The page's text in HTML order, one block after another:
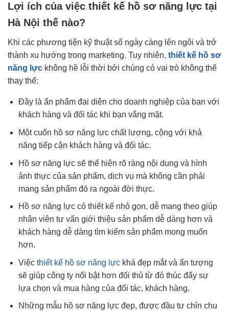
Lợi ích của việc thiết kế hồ sơ năng lực tại
Hà Nội thế nào?
Khi các phương tiện kỹ thuật số ngày càng lên ngôi và trở
thành xu hướng trong marketing. Tuy nhiên, thiết kế hồ sơ
năng lực không hề lỗi thời bởi chúng có vai trò không thể
thay thế:
Đây là ấn phẩm đại diện cho doanh nghiệp của bạn với
khách hàng và đối tác khi bạn vắng mặt.
Một cuốn hồ sơ năng lực chất lượng, cộng với khả
năng tiếp cận khách hàng và đối tác.
Hồ sơ năng lực sẽ thể hiện rõ ràng nội dung và hình
ảnh thực của sản phẩm, dịch vụ mà không cần phải
mang sản phẩm đó ra ngoài đời thực.
Hồ sơ năng lực có thiết kế nhỏ gọn, dễ mang theo giúp
nhân viên tư vấn giới thiệu sản phẩm dễ dàng hơn và
khách hàng dễ dàng tìm kiếm sản phẩm mong muốn
hơn.
Việc thiết kế hồ sơ năng lựckhá đẹp mắt và ấn tượng
sẽ giúp công ty nổi bật hơn đối thủ từ đó thúc đẩy sự
lựa chọn và mua hàng của đối tác, khách hàng.
Những mẫu hồ sơ năng lực đẹp, được đầu tư chỉn chu